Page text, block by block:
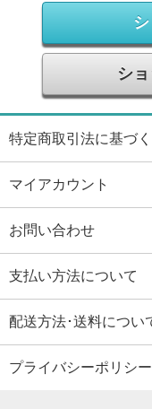
シ
特定商取引法に基づ
マイアカウント
お問い合わせ
支払い方法について
配送方法･送料につい
プライバシーポリシー